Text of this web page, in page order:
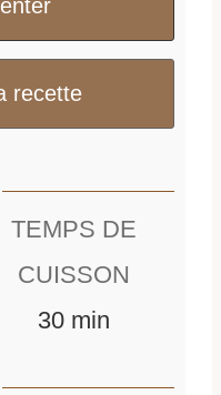
recette
TEMPS DE
CUISSON
30mmin